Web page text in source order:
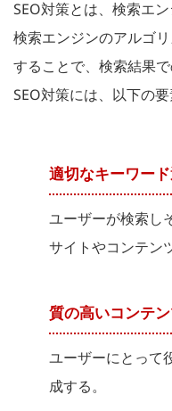
SEO対策とは、検索エ
検索エンジンのアルゴ
することで、検索結果
SEO対策には、以下の要
適切なキーワー
ユーザーが検索し
サイトやコンテン
質の高いコンテ
ユーザーにとって
成する。